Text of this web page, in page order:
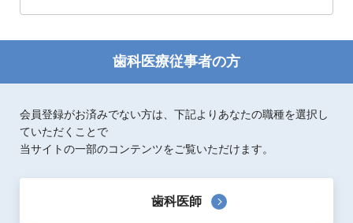
歯科医療従事者の方
会員登録がお済みでない方は、下記よりあなたの職種を選択し
ていただくことで
当サイトの一部のコンテンツをご覧いただけます。
歯科医師